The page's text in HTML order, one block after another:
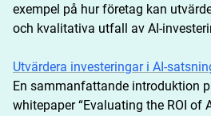
exempel på hur företag kan
och kvalitativa utfall av AI-
Utvärdera investeringar i AI-
En sammanfattande introduktion
whitepaper “Evaluating the ROI of